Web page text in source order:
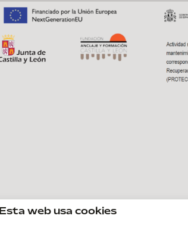
Esta web usa cookies